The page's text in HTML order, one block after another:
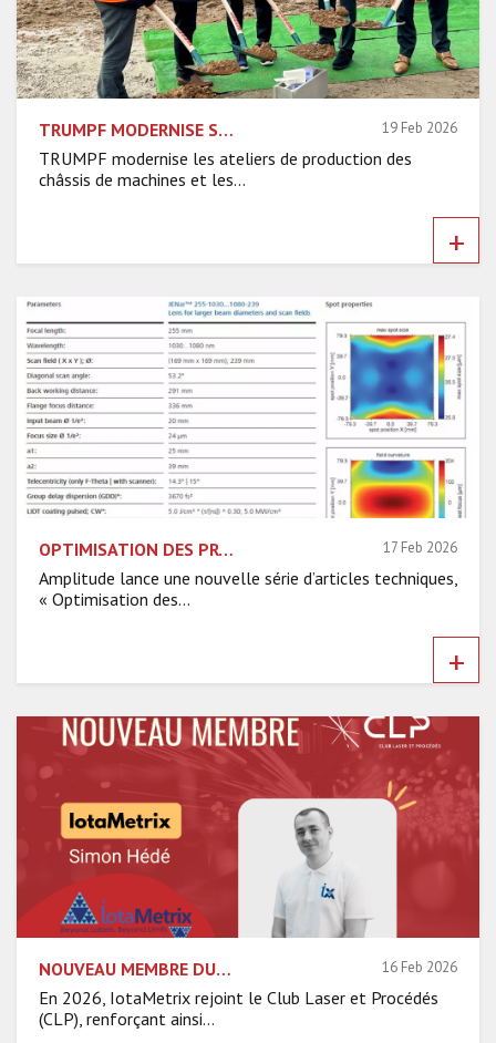
TRUMPF MODERNISE SON SITE DE PRODUCTION À HAGUENAU 19 Feb 2026
TRUMPF modernise les ateliers de production des
châssis de machines et les...
+
OPTIMISATION DES PROCÉDÉS LASER : MAXIMISER LE DÉBIT AVEC UNE LARGEUR SPECTRALE ÉTROITE 17 Feb 2026
Amplitude lance une nouvelle série d’articles techniques,
« Optimisation des...
+
NOUVEAU MEMBRE DU CLP : RENCONTRE AVEC IOTAMETRIX 16 Feb 2026
En 2026, IotaMetrix rejoint le Club Laser et Procédés
(CLP), renforçant ainsi...